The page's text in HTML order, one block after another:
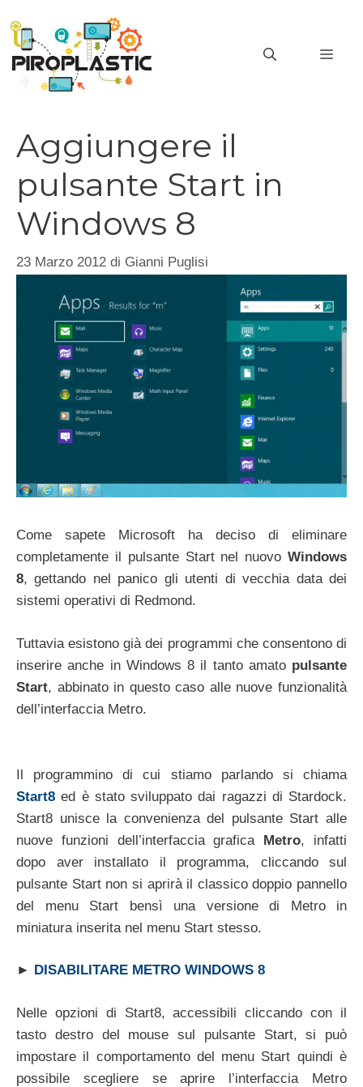
contenuto
Aggiungere il
pulsante Start in
Windows 8
23 Marzo 2012 di Gianni Puglisi
Come sapete Microsoft ha deciso di eliminare
completamente il pulsante Start nel nuovo Windows
8, gettando nel panico gli utenti di vecchia data dei
sistemi operativi di Redmond.
Tuttavia esistono già dei programmi che consentono di
inserire anche in Windows 8 il tanto amato pulsante
Start, abbinato in questo caso alle nuove funzionalità
dell’interfaccia Metro.
Il programmino di cui stiamo parlando si chiama
Start8 ed è stato sviluppato dai ragazzi di Stardock.
Start8 unisce la convenienza del pulsante Start alle
nuove funzioni dell’interfaccia grafica Metro, infatti
dopo aver installato il programma, cliccando sul
pulsante Start non si aprirà il classico doppio pannello
del menu Start bensì una versione di Metro in
miniatura inserita nel menu Start stesso.
► DISABILITARE METRO WINDOWS 8
Nelle opzioni di Start8, accessibili cliccando con il
tasto destro del mouse sul pulsante Start, si può
impostare il comportamento del menu Start quindi è
possibile scegliere se aprire l’interfaccia Metro